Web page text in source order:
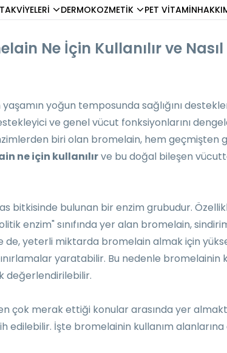
DERMOKOZMETİK PET VİTAMİN
Ne İçin Kullanılır ve Nasıl
yoğun temposunda sağlığını
ve genel vücut fonksiyonlarını
biri olan bromelain, hem
ne için kullanılırve bu doğal bileşen
bitkisinde bulunan bir enzim grubudur.
enzim" sınıfında yer alan bromelain,
de, yeterli miktarda bromelain almak için
yaratabilir. Bu nedenle
değerlendirilebilir.
en çok merak ettiği konular arasında yer
İşte bromelainin kullanım alanlarına